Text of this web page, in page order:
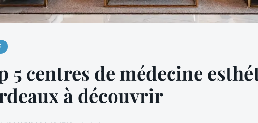
5 centres de médecine
à découvrir